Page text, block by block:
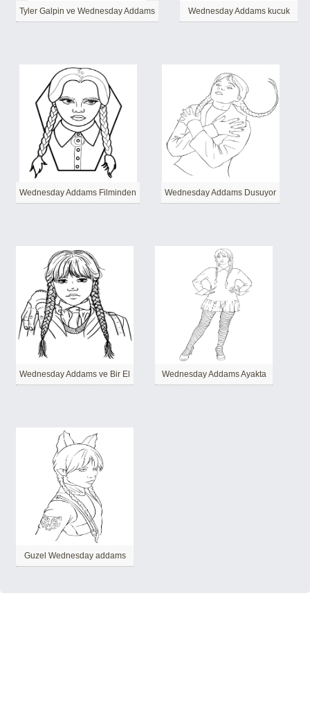
Tyler Galpin ve Wednesday Addams Wednesday Addams kucuk
Wednesday Addams Filminden Wednesday Addams Dusuyor
Wednesday Addams ve Bir El Wednesday Addams Ayakta
Guzel Wednesday addams